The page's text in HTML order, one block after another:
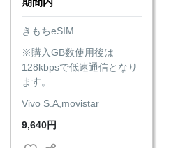
きもちeSIM
※購入GB数使用後は
128kbpsで低速通信となり
ます。
Vivo S.A,movistar
9,640円